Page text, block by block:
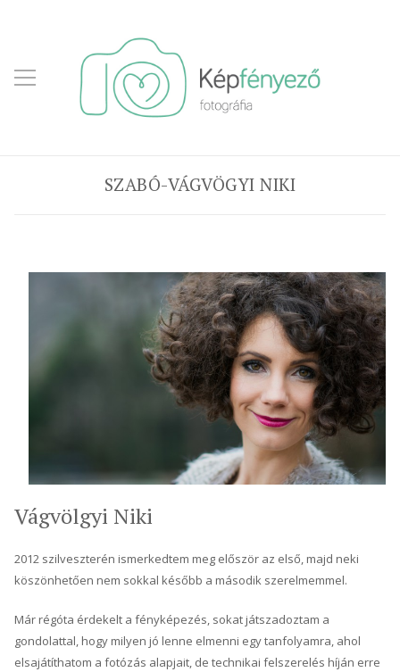
SZABÓ-VÁGVÖGYI NIKI
Vágvölgyi Niki
2012 szilveszterén ismerkedtem meg először az első, majd neki
köszönhetően nem sokkal később a második szerelmemmel.
Már régóta érdekelt a fényképezés, sokat játszadoztam a
gondolattal, hogy milyen jó lenne elmenni egy tanfolyamra, ahol
elsajátíthatom a fotózás alapjait, de technikai felszerelés híján erre